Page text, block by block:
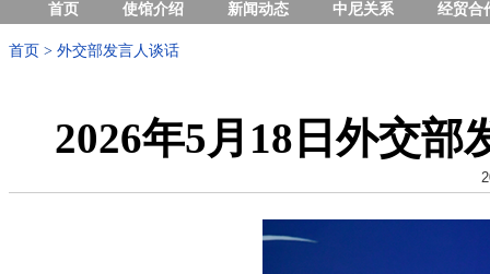
首页 使馆介绍 新闻动态 中尼关系 经贸合
首页 > 外交部发言人谈话
2026年5月18日外交